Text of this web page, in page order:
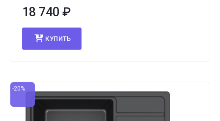
18 740 ₽
КУПИТЬ
-20%